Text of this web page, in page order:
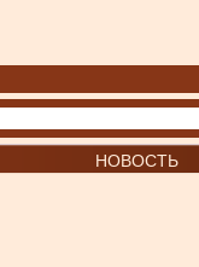
НОВОСТЬ